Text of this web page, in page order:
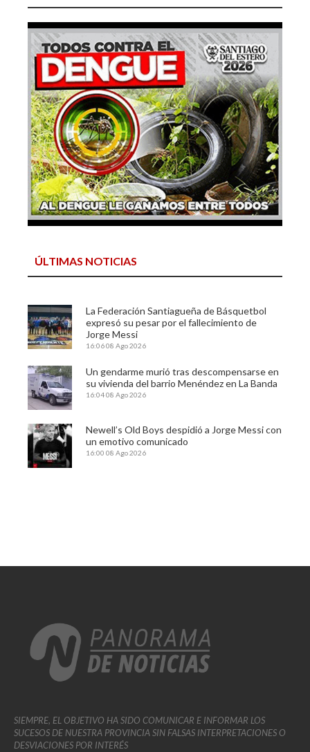
ÚLTIMAS NOTICIAS
La Federación Santiagueña de Básquetbol
expresó su pesar por el fallecimiento de
Jorge Messi
16:0608 Ago 2026
Un gendarme murió tras descompensarse en
su vivienda del barrio Menéndez en La Banda
16:0408 Ago 2026
Newell’s Old Boys despidió a Jorge Messi con
un emotivo comunicado
16:00 08 Ago 2026
SIEMPRE, EL OBJETIVO HA SIDO COMUNICAR E INFORMAR LOS
SUCESOS DE NUESTRA PROVINCIA SIN FALSAS INTERPRETACIONES O
DESVIACIONES POR INTERÉS